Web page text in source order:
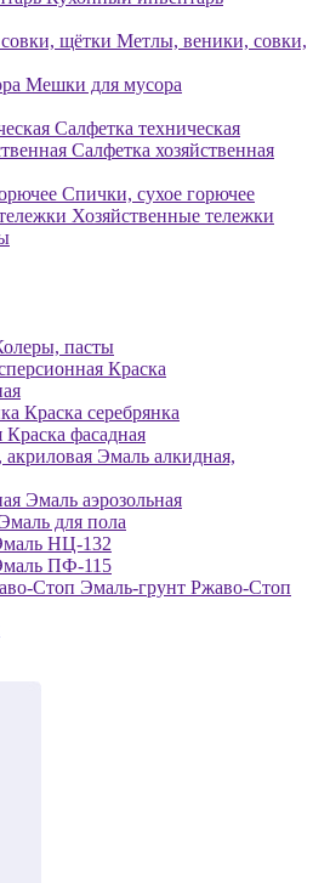
Метлы, веники, совки,
Мешки для мусора
Салфетка техническая
Салфетка хозяйственная
Спички, сухое горючее
Хозяйственные тележки
пасты
Краска
Краска серебрянка
Краска фасадная
Эмаль алкидная,
Эмаль аэрозольная
Эмаль для пола
НЦ-132
ПФ-115
Эмаль-грунт Ржаво-Стоп